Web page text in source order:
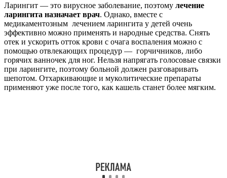
Ларингит — это вирусное заболевание, поэтому лечение
ларингита назначает врач. Однако, вместе с
медикаментозным лечением ларингита у детей очень
эффективно можно применять и народные средства. Снять
отек и ускорить отток крови с очага воспаления можно с
помощью отвлекающих процедур — горчичников, либо
горячих ванночек для ног. Нельзя напрягать голосовые связки
при ларингите, поэтому больной должен разговаривать
шепотом. Отхаркивающие и муколитические препараты
применяют уже после того, как кашель станет более мягким.